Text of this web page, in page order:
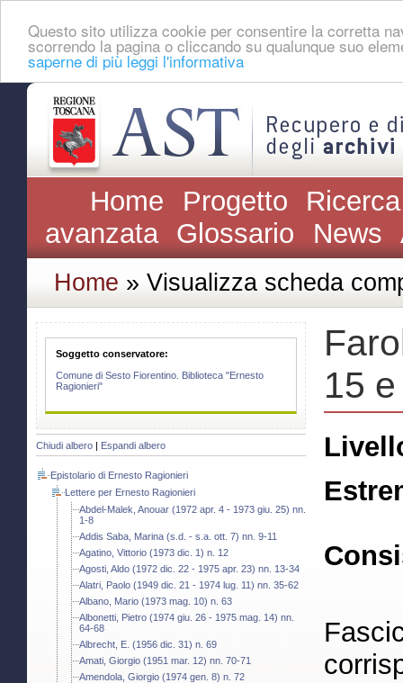
Questo sito utilizza cookie per consentire la corretta
scorrendo la pagina o cliccando su qualunque suo
saperne di più leggi l'informativa
Home Progetto
avanzata Glossario News
Home » Visualizza scheda
Soggetto conservatore:
Comune di Sesto Fiorentino. Biblioteca "Ernesto
Ragionieri"
Chiudi albero | Espandi albero
Epistolario di Ernesto Ragionieri
Lettere per Ernesto Ragionieri
Abdel-Malek, Anouar (1972 apr. 4 - 1973 giu. 25) nn.
1-8
Addis Saba, Marina (s.d. - s.a. ott. 7) nn. 9-11
Agatino, Vittorio (1973 dic. 1) n. 12
Agosti, Aldo (1972 dic. 22 - 1975 apr. 23) nn. 13-34
Alatri, Paolo (1949 dic. 21 - 1974 lug. 11) nn. 35-62
Albano, Mario (1973 mag. 10) n. 63
Albonetti, Pietro (1974 giu. 26 - 1975 mag. 14) nn.
64-68
Albrecht, E. (1956 dic. 31) n. 69
Amati, Giorgio (1951 mar. 12) nn. 70-71
Amendola, Giorgio (1974 gen. 8) n. 72
15